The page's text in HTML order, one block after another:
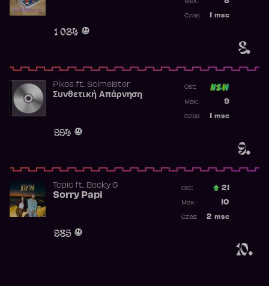
8.
1 034
Max:
msc
Czas:
9.
Pikosft. Solmeister
Συνθετική Απάρνηση
994
Ost:
9
Max:
msc
Czas:
10.
Topicft. Becky G
Sorry Papi
985
Ost.: 21
10
Max:
2 msc
Czas: